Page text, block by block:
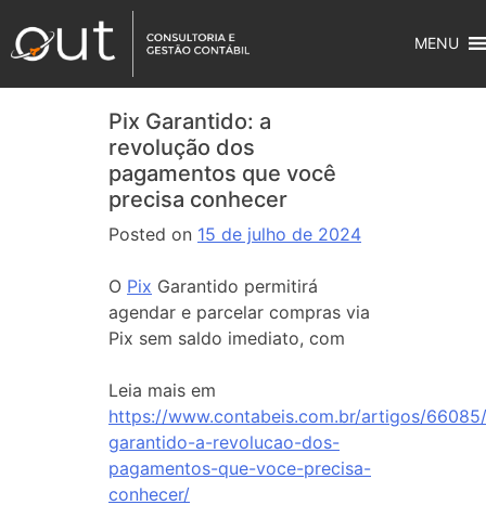
MENU
Pix Garantido: a
revolução dos
pagamentos que você
precisa conhecer
Posted on 15 de julho de 2024
O Pix Garantido permitirá
agendar e parcelar compras via
Pix sem saldo imediato, com
Leia mais em
https://www.contabeis.com.br/artigos/
garantido-a-revolucao-dos-
pagamentos-que-voce-precisa-
conhecer/